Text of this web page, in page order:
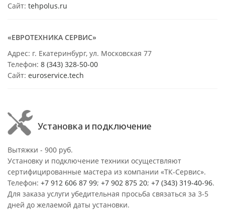
Сайт: tehpolus.ru
«ЕВРОТЕХНИКА СЕРВИС»
Адрес: г. Екатеринбург, ул. Московская 77
Телефон: 8 (343) 328-50-00
Сайт: euroservice.tech
Установка и подключение
Вытяжки - 900 руб.
Установку и подключение техники осуществляют
сертифицированные мастера из компании «ТК-Сервис».
Телефон: +7 912 606 87 99; +7 902 875 20; +7 (343) 319-40-96.
Для заказа услуги убедительная просьба связаться за 3-5
дней до желаемой даты установки.